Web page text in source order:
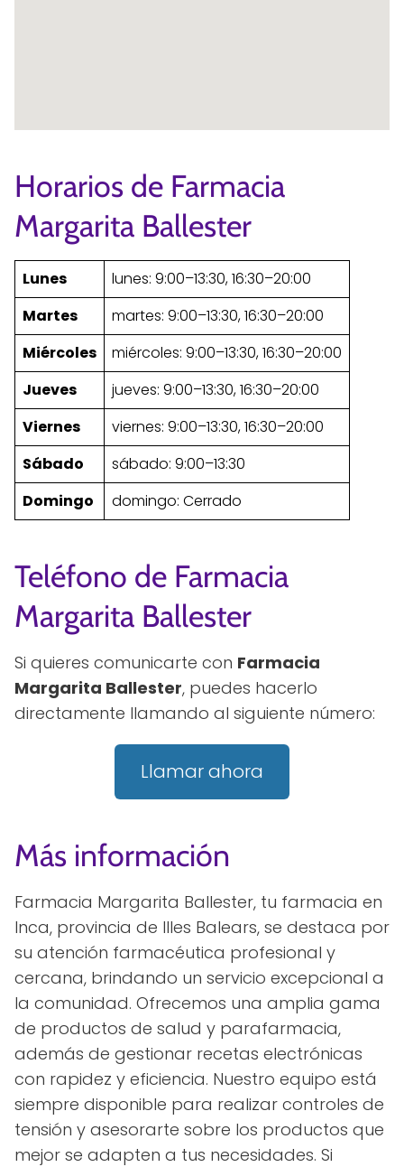
Horarios de Farmacia
Margarita Ballester
Lunes
lunes: 9:00–13:30, 16:30–20:00
Martes
martes: 9:00–13:30, 16:30–20:00
Miércoles
miércoles: 9:00–13:30, 16:30–20:00
Jueves
jueves: 9:00–13:30, 16:30–20:00
Viernes
viernes: 9:00–13:30, 16:30–20:00
Sábado
sábado: 9:00–13:30
Domingo
domingo: Cerrado
Teléfono de Farmacia
Margarita Ballester
Si quieres comunicarte con Farmacia
Margarita Ballester, puedes hacerlo
directamente llamando al siguiente número:
Llamar ahora
Más información
Farmacia Margarita Ballester, tu farmacia en
Inca, provincia de Illes Balears, se destaca por
su atención farmacéutica profesional y
cercana, brindando un servicio excepcional a
la comunidad. Ofrecemos una amplia gama
de productos de salud y parafarmacia,
además de gestionar recetas electrónicas
con rapidez y eficiencia. Nuestro equipo está
siempre disponible para realizar controles de
tensión y asesorarte sobre los productos que
mejor se adapten a tus necesidades. Si